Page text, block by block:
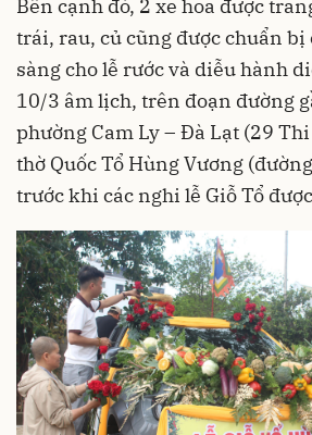
Bên cạnh đó, 2 xe hoa được
trái, rau, củ cũng được chuẩn bị
sàng cho lễ rước và diễu hành
10/3 âm lịch, trên đoạn đường
phường Cam Ly – Đà Lạt (29
thờ Quốc Tổ Hùng Vương
trước khi các nghi lễ Giỗ Tổ